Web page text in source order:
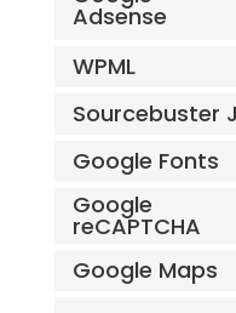
Adsense
WPML
Sourcebuster
Google Fonts
Google
reCAPTCHA
Google Maps